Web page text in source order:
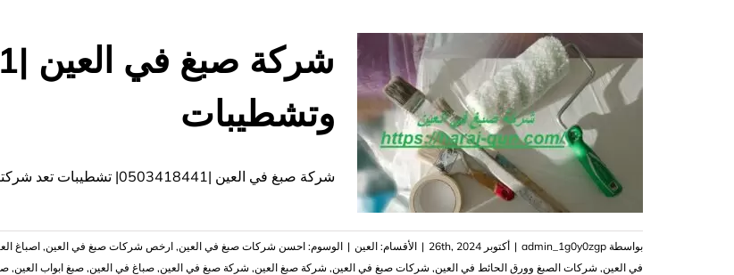
راس
الخيمة
مغلقة
وتشطيبات
شركة صبغ في العين |0503418441| تشطيبات تعد شركتنا افضل شركات الصبغ بالعين رائدة في جميع
بواسطة admin_1g0y0zgp
| أكتوبر 26th, 2024 | الأقسام: العين | الوسوم: احسن شركات صبغ في العين,
,اصباغ
في العين, شركات الصبغ وورق الحائط في العين, ‏شركات صبغ في العين, شركة صبغ العين, شركة صبغ في العين, صباغ في العين, صبغ ابواب العين,